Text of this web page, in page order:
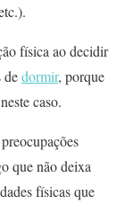
física ao decidir
dedormir, porque
caso.
que não deixa
físicas que